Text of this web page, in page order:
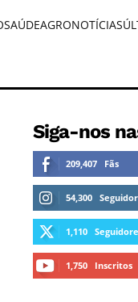
SAÚDEAGRONOTÍCIAS
Siga-nos
209,407 Fãs
54,300
1,110
1,750 Inscritos